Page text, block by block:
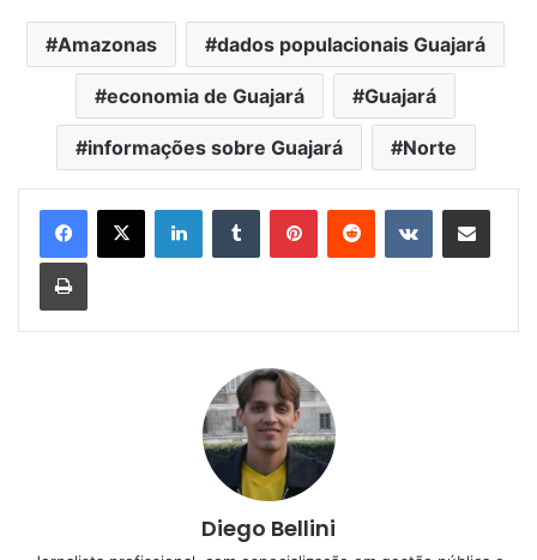
Amazonas dados populacionais Guajará
economia de Guajará Guajará
informações sobre Guajará Norte
LinkedinTumblr PinterestReddit VK Compartilhar via e-mail
Imprimir
Diego Bellini